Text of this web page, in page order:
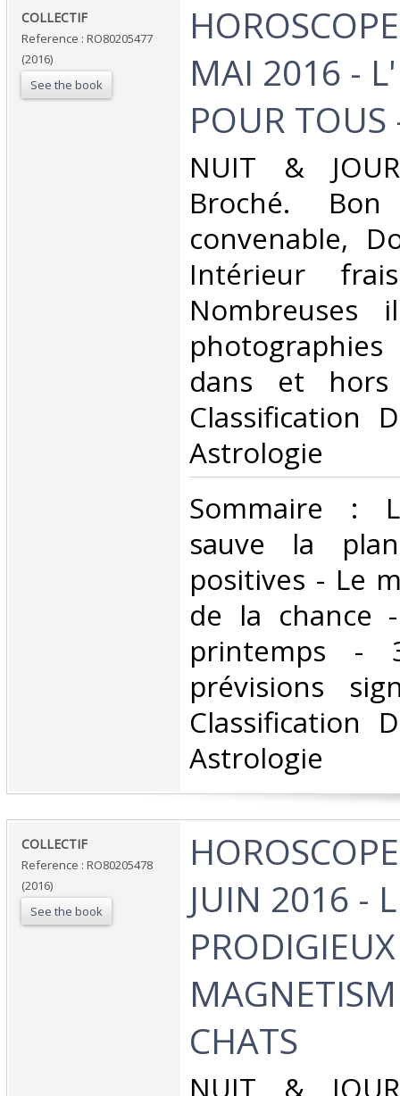
‎COLLECTIF‎
Reference : RO80205477
(2016)
See the book
MAI 2016 -
POUR TOUS
‎NUIT &
Broché.
convenable,
Intérieur
Nombreuses
dans et
Classification
Astrologie‎
‎Sommaire :
sauve la
positives - Le
de la chance
printemps -
prévisions
Classification
Astrologie‎
‎COLLECTIF‎
Reference : RO80205478
(2016)
See the book
JUIN 2016 -
PRODIGIEUX
CHATS‎
‎NUIT &